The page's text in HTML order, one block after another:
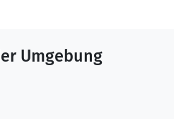
Umgebung